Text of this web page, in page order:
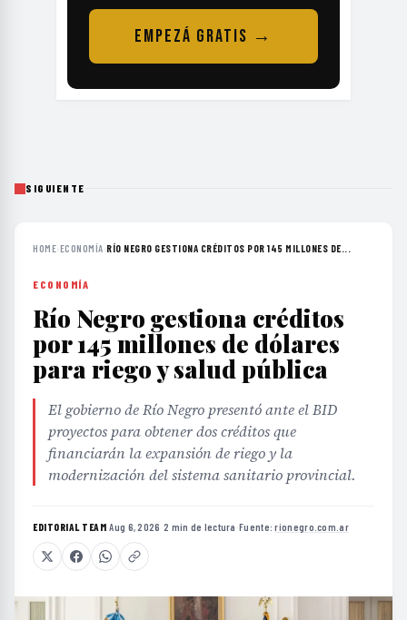
EMPEZÁ GRATIS →
SIGUIENTE
HOME›ECONOMÍA›RÍO NEGRO GESTIONA CRÉDITOS POR 145 MILLONES DE...
ECONOMÍA
Río Negro gestiona créditos
por 145 millones de dólares
para riego y salud pública
El gobierno de Río Negro presentó ante el BID
proyectos para obtener dos créditos que
financiarán la expansión de riego y la
modernización del sistema sanitario provincial.
EDITORIAL TEAM·Aug 6, 2026 ·2 min de lectura ·Fuente:rionegro.com.ar